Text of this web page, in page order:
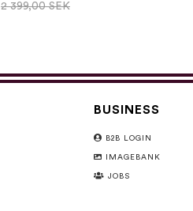
2 399,00 SEK
BUSINESS
B2B LOGIN
IMAGEBANK
JOBS